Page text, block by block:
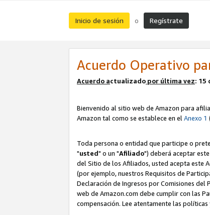
Inicio de sesión o Regístrate
Acuerdo Operativo
Acuerdo actualizado por última vez: 15
Bienvenido al sitio web de Amazon para
Amazon tal como se establece en elAnexo 1
Toda persona o entidad que participe o
"usted" o un "Afiliado") deberá aceptar
del Sitio de los Afiliados, usted acepta este
(por ejemplo, nuestros Requisitos de
Declaración de Ingresos por Comisiones
web de Amazon.com debe cumplir con las
compensación. Lee atentamente las